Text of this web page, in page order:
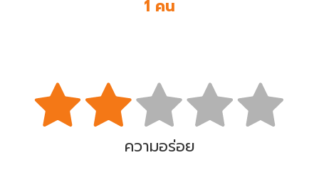
1 คน
ความอร่อย